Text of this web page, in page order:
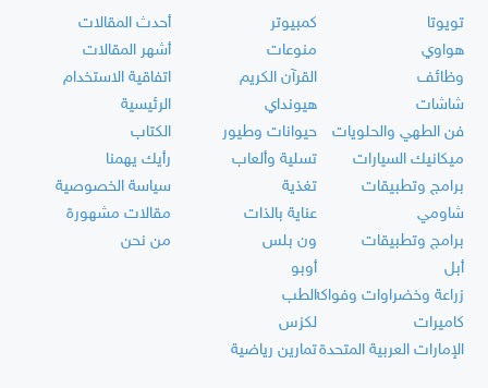
تويوتا
كمبيوتر
هواوي
منوعات
وظائف
القرآن الكريم
شاشات
هيونداي
فن الطهي والحلويات
حيوانات وطيور
ميكانيك السيارات
تسلية وألعاب
برامج وتطبيقات
تغذية
شاومي
عناية بالذات
برامج وتطبيقات
ون بلس
أبل
أوبو
زراعة وخضراوات وفواكهالطب
كاميرات
لكزس
الإمارات العربية المتحدةتمارين رياضية
أحدث المقالات
أشهر المقالات
اتفاقية الاستخدام
الرئيسية
الكتاب
رأيك يهمنا
سياسة الخصوصية
مقالات مشهورة
من نحن